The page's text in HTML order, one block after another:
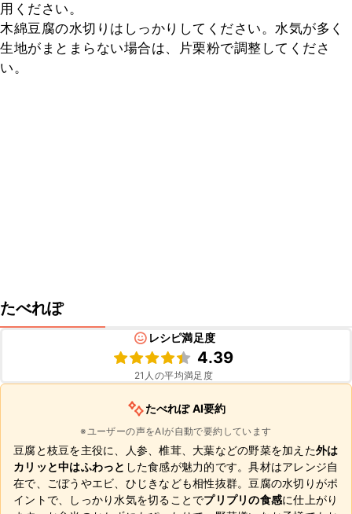
用ください。
木綿豆腐の水切りはしっかりしてください。水気が多く
生地がまとまらない場合は、片栗粉で調整してくださ
い。
たべれぽ
レシピ満足度
4.39
21 人の平均満足度
たべれぽ AI要約
※ユーザーの声をAIが自動で要約しています
豆腐と枝豆を主役に、人参、椎茸、大葉などの野菜を加えた外は
カリッと中はふわっと した食感が魅力的です。具材はアレンジ自
在で、ごぼうやエビ、ひじきなども相性抜群。豆腐の水切りがポ
イントで、しっかり水気を切ることでプリプリの食感に仕上がり